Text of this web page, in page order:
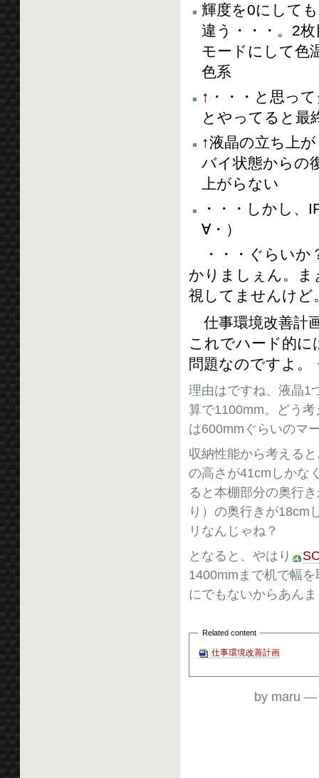
輝度を0にして
違う・・・。2
モードにして色
色系
↑・・・と思っ
とやってると最
↑液晶の立ち上
バイ状態からの
上がらない
・・・しかし
∀・）
・・・ぐらいか
かりましぇん。
視してませんけど
仕事環境改善計
これでハード的
問題なのですよ
理由はですね、液晶1
算で1100mm。どう
は600mmぐらいのマ
収納性能から考えると
の高さが41cmしかな
ると本棚部分の奥行
り）の奥行きが18cm
リなんじゃね？
となると、やはり
1400mmまで机で幅
にでもないからあん
Related content
仕事環境改善計画
by maru